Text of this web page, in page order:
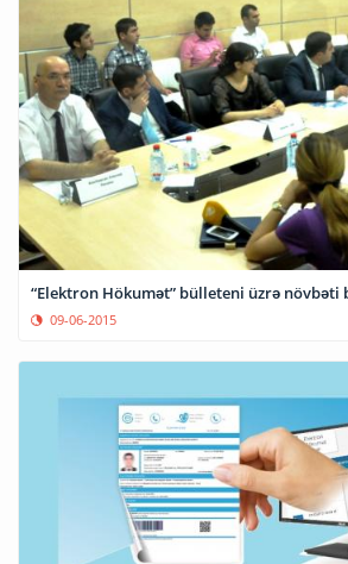
“Elektron Hökumət” bülleteni üzrə
09-06-2015